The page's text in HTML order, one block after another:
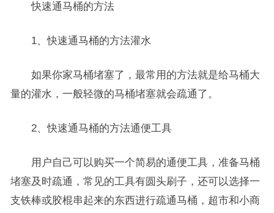
快速通马桶的方法
1、快速通马桶的方法灌水
如果你家马桶堵塞了，最常用的方法就是给马桶大
量的灌水，一般轻微的马桶堵塞就会疏通了。
2、快速通马桶的方法通便工具
用户自己可以购买一个简易的通便工具，准备马桶
堵塞及时疏通，常见的工具有圆头刷子，还可以选择一
支铁棒或胶棍串起来的东西进行疏通马桶，超市和小商